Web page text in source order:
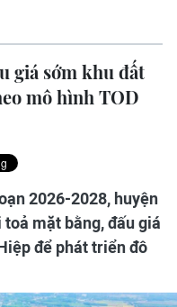
giá sớm khu đất
mô hình TOD
2026-2028, huyện
mặt bằng, đấu giá
để phát triển đô